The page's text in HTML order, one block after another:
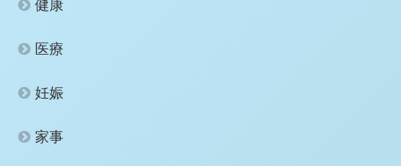
健康
医療
妊娠
家事